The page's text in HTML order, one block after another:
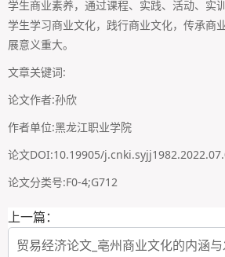
学生商业素养，通过课程、实践、活动、实
学生学习商业文化，践行商业文化，传承商
展意义重大。
文章关键词:
论文作者:孙欣
作者单位:黑龙江职业学院
论文DOI:10.19905/
论文分类号:F0-4;G712
上一篇：
贸易经济论文_亳州商业文化的内涵